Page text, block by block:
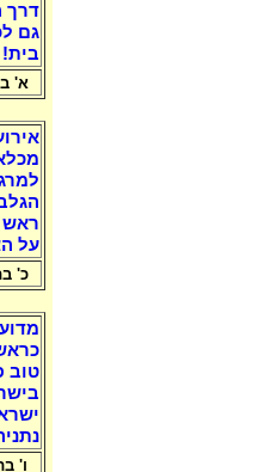
דרך
גם
בית!
א'
ראש
על
כ'
טוב
ו'